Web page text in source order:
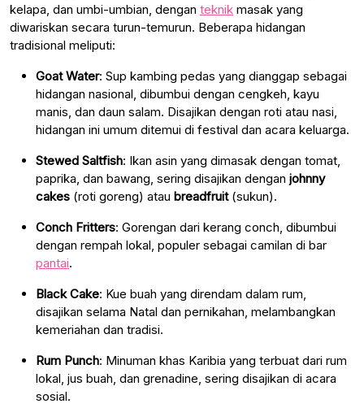
kelapa, dan umbi-umbian, dengan teknik masak yang
diwariskan secara turun-temurun. Beberapa hidangan
tradisional meliputi:
Goat Water: Sup kambing pedas yang dianggap sebagai
hidangan nasional, dibumbui dengan cengkeh, kayu
manis, dan daun salam. Disajikan dengan roti atau nasi,
hidangan ini umum ditemui di festival dan acara keluarga.
Stewed Saltfish: Ikan asin yang dimasak dengan tomat,
paprika, dan bawang, sering disajikan dengan johnny
cakes (roti goreng) atau breadfruit(sukun).
Conch Fritters: Gorengan dari kerang conch, dibumbui
dengan rempah lokal, populer sebagai camilan di bar
pantai.
Black Cake: Kue buah yang direndam dalam rum,
disajikan selama Natal dan pernikahan, melambangkan
kemeriahan dan tradisi.
Rum Punch: Minuman khas Karibia yang terbuat dari rum
lokal, jus buah, dan grenadine, sering disajikan di acara
sosial.